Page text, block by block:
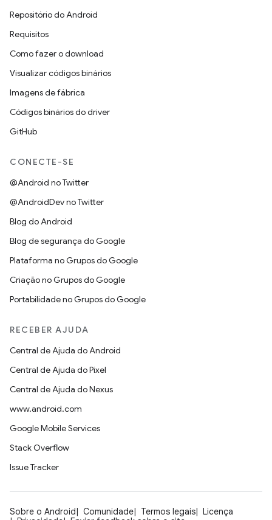
Repositório do Android
Requisitos
Como fazer o download
Visualizar códigos binários
Imagens de fábrica
Códigos binários do driver
GitHub
CONECTE-SE
@Android no Twitter
@AndroidDev no Twitter
Blog do Android
Blog de segurança do Google
Plataforma no Grupos do Google
Criação no Grupos do Google
Portabilidade no Grupos do Google
RECEBER AJUDA
Central de Ajuda do Android
Central de Ajuda do Pixel
Central de Ajuda do Nexus
www.android.com
Google Mobile Services
Stack Overflow
Issue Tracker
Sobre o Android Comunidade Termos legais
Licença